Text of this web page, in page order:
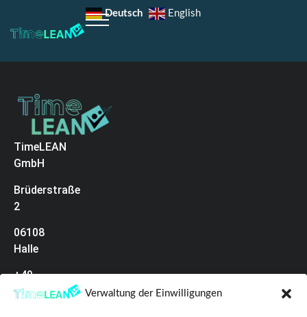
Verwaltung der Einwilligungen
Deutsch English
TimeLEAN
GmbH
Brüderstraße
2
06108
Halle
+49
(0)345